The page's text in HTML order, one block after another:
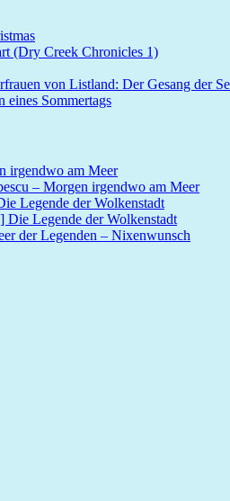
(Dry Creek Chronicles 1)
von Listland: Der Gesang der
eines Sommertags
irgendwo am Meer
– Morgen irgendwo am Meer
Legende der Wolkenstadt
Legende der Wolkenstadt
der Legenden – Nixenwunsch